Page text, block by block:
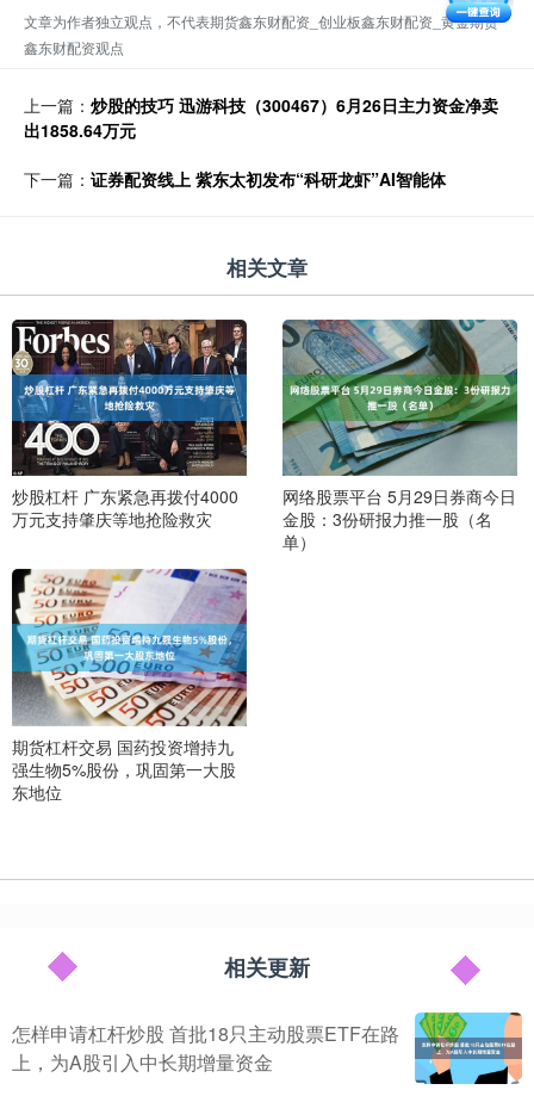
文章为作者独立观点，不代表期货鑫东财配资_创业板鑫东财配资_黄金期货
鑫东财配资观点
上一篇： 炒股的技巧 迅游科技（300467）6月26日主力资金净卖
出1858.64万元
下一篇： 证券配资线上 紫东太初发布“科研龙虾”AI智能体
相关文章
炒股杠杆 广东紧急再拨付4000
万元支持肇庆等地抢险救灾
网络股票平台 5月29日券商今日
金股：3份研报力推一股（名
单）
期货杠杆交易 国药投资增持九
强生物5%股份，巩固第一大股
东地位
相关更新
怎样申请杠杆炒股 首批18只主动股票ETF在路
上，为A股引入中长期增量资金